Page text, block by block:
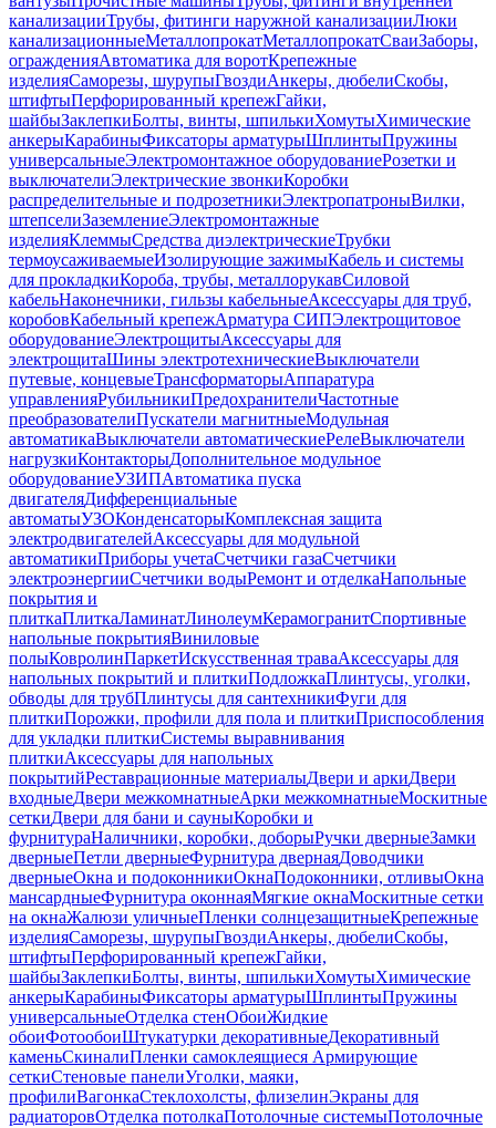
канализацииТрубы, фитинги наружной канализацииЛюки
канализационныеМеталлопрокатМеталлопрокатСваиЗаборы,
огражденияАвтоматика для воротКрепежные
изделияСаморезы, шурупыГвоздиАнкеры, дюбелиСкобы,
штифтыПерфорированный крепежГайки,
шайбыЗаклепкиБолты, винты, шпилькиХомутыХимические
анкерыКарабиныФиксаторы арматурыШплинтыПружины
универсальныеЭлектромонтажное оборудованиеРозетки и
выключателиЭлектрические звонкиКоробки
распределительные и подрозетникиЭлектропатроныВилки,
штепселиЗаземлениеЭлектромонтажные
изделияКлеммыСредства диэлектрическиеТрубки
термоусаживаемыеИзолирующие зажимыКабель и системы
для прокладкиКороба, трубы, металлорукавСиловой
кабельНаконечники, гильзы кабельныеАксессуары для труб,
коробовКабельный крепежАрматура СИПЭлектрощитовое
оборудованиеЭлектрощитыАксессуары для
электрощитаШины электротехническиеВыключатели
путевые, концевыеТрансформаторыАппаратура
управленияРубильникиПредохранителиЧастотные
преобразователиПускатели магнитныеМодульная
автоматикаВыключатели автоматическиеРелеВыключатели
нагрузкиКонтакторыДополнительное модульное
оборудованиеУЗИПАвтоматика пуска
двигателяДифференциальные
автоматыУЗОКонденсаторыКомплексная защита
электродвигателейАксессуары для модульной
автоматикиПриборы учетаСчетчики газаСчетчики
электроэнергииСчетчики водыРемонт и отделкаНапольные
покрытия и
плиткаПлиткаЛаминатЛинолеумКерамогранитСпортивные
напольные покрытияВиниловые
полыКовролинПаркетИскусственная траваАксессуары для
напольных покрытий и плиткиПодложкаПлинтусы, уголки,
обводы для трубПлинтусы для сантехникиФуги для
плиткиПорожки, профили для пола и плиткиПриспособления
для укладки плиткиСистемы выравнивания
плиткиАксессуары для напольных
покрытийРеставрационные материалыДвери и аркиДвери
входныеДвери межкомнатныеАрки межкомнатныеМоскитные
сеткиДвери для бани и сауныКоробки и
фурнитураНаличники, коробки, доборыРучки дверныеЗамки
дверныеПетли дверныеФурнитура двернаяДоводчики
дверныеОкна и подоконникиОкнаПодоконники, отливыОкна
мансардныеФурнитура оконнаяМягкие окнаМоскитные сетки
на окнаЖалюзи уличныеПленки солнцезащитныеКрепежные
изделияСаморезы, шурупыГвоздиАнкеры, дюбелиСкобы,
штифтыПерфорированный крепежГайки,
шайбыЗаклепкиБолты, винты, шпилькиХомутыХимические
анкерыКарабиныФиксаторы арматурыШплинтыПружины
универсальныеОтделка стенОбоиЖидкие
обоиФотообоиШтукатурки декоративныеДекоративный
каменьСкиналиПленки самоклеящиеся Армирующие
сеткиСтеновые панелиУголки, маяки,
профилиВагонкаСтеклохолсты, флизелинЭкраны для
радиаторовОтделка потолкаПотолочные системыПотолочные